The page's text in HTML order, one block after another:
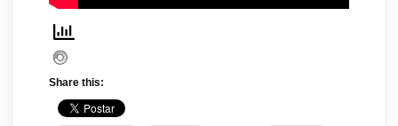
Share this: